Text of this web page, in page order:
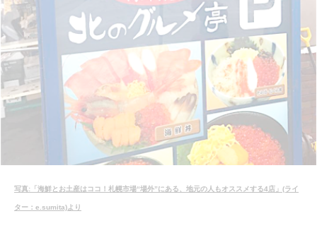
写真:「海鮮とお土産はココ！札幌市場“場外”にある、地元の人もオススメする4店」(ライ
ター：e.sumita)より